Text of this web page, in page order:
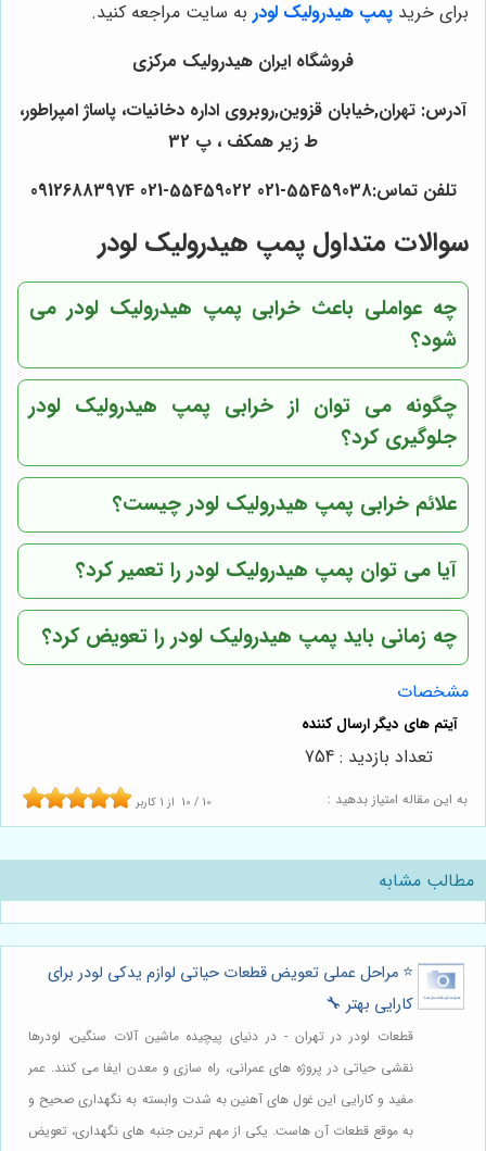
برای خرید پمپ هیدرولیک لودر به سایت مراجعه کنید.
فروشگاه ایران هیدرولیک مرکزی
آدرس: تهران,خیابان قزوین,روبروی اداره دخانیات، پاساژ امپراطور،
ط زیر همکف ، پ 32
تلفن تماس:55459038-021 55459022-021 09126883974
سوالات متداول پمپ هیدرولیک لودر
چه عواملی باعث خرابی پمپ هیدرولیک لودر می
شود؟
چگونه می توان از خرابی پمپ هیدرولیک لودر
جلوگیری کرد؟
علائم خرابی پمپ هیدرولیک لودر چیست؟
آیا می توان پمپ هیدرولیک لودر را تعمیر کرد؟
چه زمانی باید پمپ هیدرولیک لودر را تعویض کرد؟
مشخصات
به این مقاله امتیاز بدهید : 10 / 10 از 1 کاربر
تعداد بازدید : 754
مطالب مشابه
⭐️ مراحل عملی تعویض قطعات حیاتی لوازم یدکی لودر برای
کارایی بهتر 🔧
قطعات لودر در تهران - در دنیای پیچیده ماشین آلات سنگین، لودرها
نقشی حیاتی در پروژه های عمرانی، راه سازی و معدن ایفا می کنند. عمر
مفید و کارایی این غول های آهنین به شدت وابسته به نگهداری صحیح و
به موقع قطعات آن هاست. یکی از مهم ترین جنبه های نگهداری، تعویض